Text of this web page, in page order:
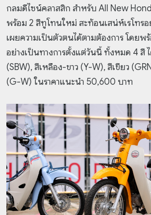
กลมดีไซน์คลาสสิก สำหรับ All New
พร้อม 2 สีทูโทนใหม่ สะท้อนเสน่ห์เรโทรอ
เผยความเป็นตัวตนได้ตามต้องการ โดยพ
อย่างเป็นทางการตั้งแต่วันนี้ ทั้งหมด 4 สี
(SBW), สีเหลือง-ขาว (Y-W), สีเขียว
(G-W) ในราคาแนะนำ 50,600 บาท